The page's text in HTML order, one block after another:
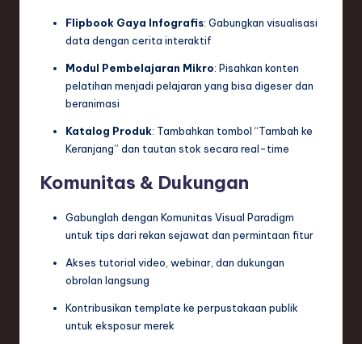
Flipbook Gaya Infografis: Gabungkan visualisasi
data dengan cerita interaktif
Modul Pembelajaran Mikro: Pisahkan konten
pelatihan menjadi pelajaran yang bisa digeser dan
beranimasi
Katalog Produk: Tambahkan tombol “Tambah ke
Keranjang” dan tautan stok secara real-time
Komunitas & Dukungan
Gabunglah dengan Komunitas Visual Paradigm
untuk tips dari rekan sejawat dan permintaan fitur
Akses tutorial video, webinar, dan dukungan
obrolan langsung
Kontribusikan template ke perpustakaan publik
untuk eksposur merek